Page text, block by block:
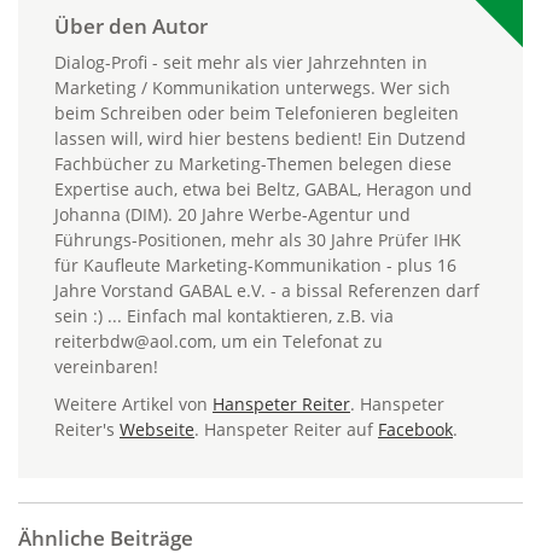
Über den Autor
Dialog-Profi - seit mehr als vier Jahrzehnten in
Marketing / Kommunikation unterwegs. Wer sich
beim Schreiben oder beim Telefonieren begleiten
lassen will, wird hier bestens bedient! Ein Dutzend
Fachbücher zu Marketing-Themen belegen diese
Expertise auch, etwa bei Beltz, GABAL, Heragon und
Johanna (DIM). 20 Jahre Werbe-Agentur und
Führungs-Positionen, mehr als 30 Jahre Prüfer IHK
für Kaufleute Marketing-Kommunikation - plus 16
Jahre Vorstand GABAL e.V. - a bissal Referenzen darf
sein :) ... Einfach mal kontaktieren, z.B. via
reiterbdw@aol.com, um ein Telefonat zu
vereinbaren!
Weitere Artikel von Hanspeter Reiter. Hanspeter
Reiter's Webseite. Hanspeter Reiter auf Facebook.
Ähnliche Beiträge